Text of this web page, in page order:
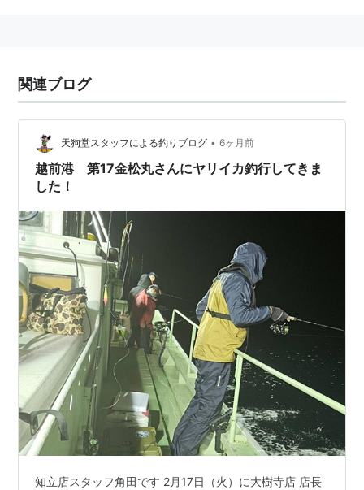
関連ブログ
天狗堂スタッフによる釣りブログ • 6ヶ月前
越前港 第17金松丸さんにヤリイカ釣行してきま
した！
知立店スタッフ角田です 2月17日（火）に大樹寺店 店長